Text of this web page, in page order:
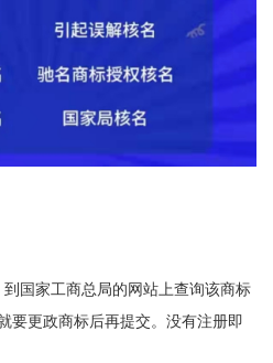
国家工商总局的网站上查询该商标
要更政商标后再提交。没有注册即